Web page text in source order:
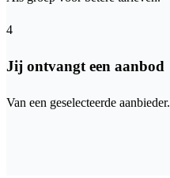
4
Jij ontvangt een aanbod
Van een geselecteerde aanbieder.